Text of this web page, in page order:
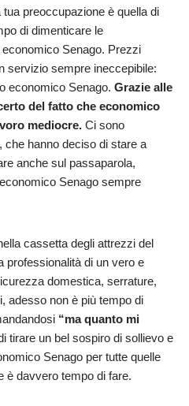
tua preoccupazione è quella di
di dimenticare le
Senago. Prezzi
servizio sempre ineccepibile:
economico Senago. Grazie alle
del fatto che economico
mediocre. Ci sono
che hanno deciso di stare a
anche sul passaparola,
Senago sempre
cassetta degli attrezzi del
professionalità di un vero e
domestica, serrature,
adesso non è più tempo di
“ma quanto mi
tirare un bel sospiro di sollievo e
Senago per tutte quelle
è davvero tempo di fare.